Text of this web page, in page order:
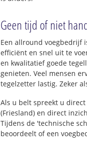
Geen tijd of niet
Een allround voegbedrijf
efficiënt en snel uit te
en kwalitatief goede
genieten. Veel mensen
tegelzetter lastig. Zeker
Als u belt spreekt u
(Friesland) en direct
Tijdens de 'technische
beoordeelt of een